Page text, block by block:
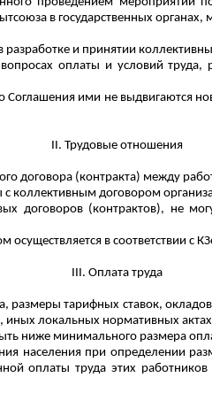
в государственных органах,
и принятии
оплаты и условий
Соглашения ими не
II. Трудовые отношения
договора (контракта) между
коллективным договором
договоров (контрактов), не
в соответствии с
III. Оплата труда
размеры тарифных ставок,
иных локальных нормативных
ниже минимального размера
населения при определении
оплаты труда этих